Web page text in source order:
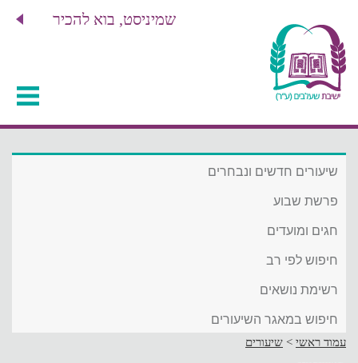
שמיניסט, בוא להכיר
שיעורים חדשים ונבחרים
פרשת שבוע
חגים ומועדים
חיפוש לפי רב
רשימת נושאים
חיפוש במאגר השיעורים
עמוד ראשי > שיעורים